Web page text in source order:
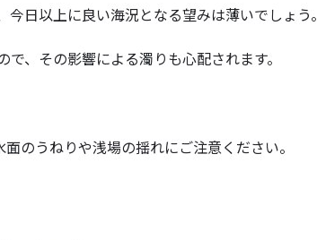
日以上に良い海況となる望みは薄いでしょう。
、その影響による濁りも心配されます。
のうねりや浅場の揺れにご注意ください。